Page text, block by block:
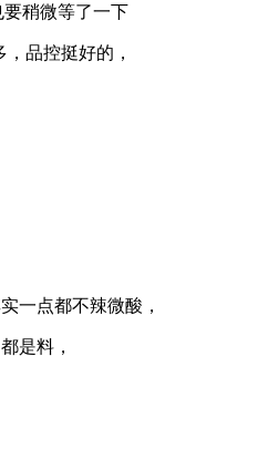
稍微等了一下
品控挺好的，
一点都不辣微酸，
是料，